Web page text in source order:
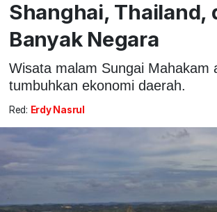
Shanghai, Thailand,
Banyak Negara
Wisata malam Sungai Mahakam
tumbuhkan ekonomi daerah.
Red: Erdy Nasrul